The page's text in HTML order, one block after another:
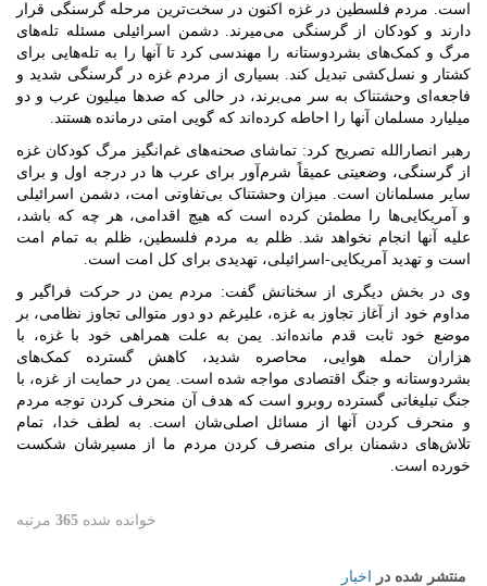
است. مردم فلسطین در غزه اکنون در سخت‌ترین مرحله گرسنگی قرار
دارند و کودکان از گرسنگی می‌میرند. دشمن اسرائیلی مسئله تله‌های
مرگ و کمک‌های بشردوستانه را مهندسی کرد تا آنها را به تله‌هایی برای
کشتار و نسل‌کشی تبدیل کند. بسیاری از مردم غزه در گرسنگی شدید و
فاجعه‌ای وحشتناک به سر می‌برند، در حالی که صدها میلیون عرب و دو
میلیارد مسلمان آنها را احاطه کرده‌اند که گویی امتی درمانده هستند.
رهبر انصارالله تصریح کرد: تماشای صحنه‌های غم‌انگیز مرگ کودکان غزه
از گرسنگی، وضعیتی عمیقاً شرم‌آور برای عرب ها در درجه اول و برای
سایر مسلمانان است. میزان وحشتناک بی‌تفاوتی امت، دشمن اسرائیلی
و آمریکایی‌ها را مطمئن کرده است که هیچ اقدامی، هر چه که باشد،
علیه آنها انجام نخواهد شد. ظلم به مردم فلسطین، ظلم به تمام امت
است و تهدید آمریکایی-اسرائیلی، تهدیدی برای کل امت است.
وی در بخش دیگری از سخنانش گفت: مردم یمن در حرکت فراگیر و
مداوم خود از آغاز تجاوز به غزه، علیرغم دو دور متوالی تجاوز نظامی، بر
موضع خود ثابت قدم مانده‌اند. یمن به علت همراهی خود با غزه، با
هزاران حمله هوایی، محاصره شدید، کاهش گسترده کمک‌های
بشردوستانه و جنگ اقتصادی مواجه شده است. یمن در حمایت از غزه، با
جنگ تبلیغاتی گسترده روبرو است که هدف آن منحرف کردن توجه مردم
و منحرف کردن آنها از مسائل اصلی‌شان است. به لطف خدا، تمام
تلاش‌های دشمنان برای منصرف کردن مردم ما از مسیرشان شکست
خورده است.
خوانده شده 365 مرتبه
منتشر شده در اخبار